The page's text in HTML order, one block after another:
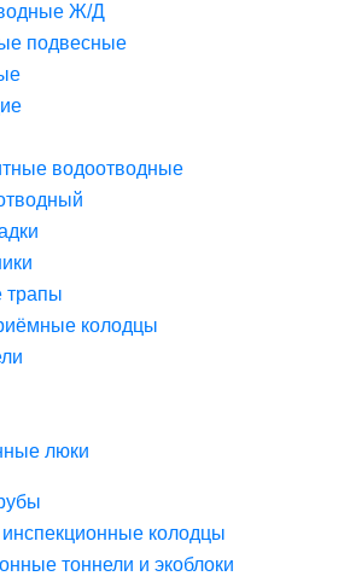
Ж/Д
подвесные
водоотводные
трапы
колодцы
люки
колодцы
тоннели и экоблоки